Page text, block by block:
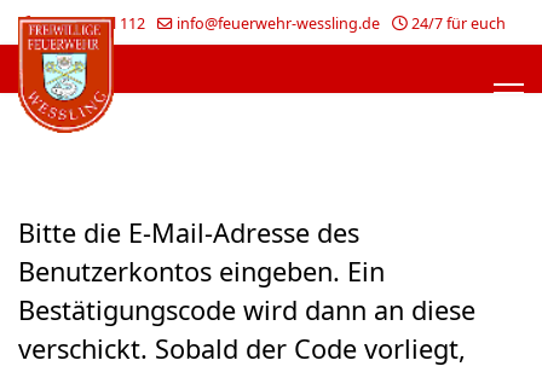
Im Notfall 112 info@feuerwehr-wessling.de 24/7 für euch
Bitte die E-Mail-Adresse des
Benutzerkontos eingeben. Ein
Bestätigungscode wird dann an diese
verschickt. Sobald der Code vorliegt,